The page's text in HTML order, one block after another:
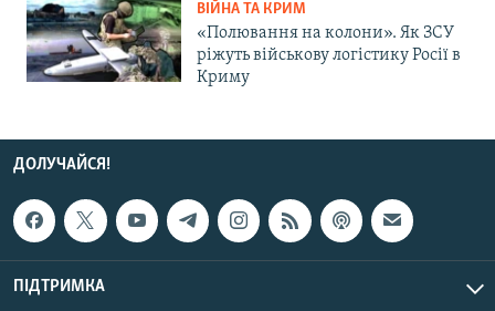
ВІЙНА ТА КРИМ
«Полювання на колони». Як ЗСУ
ріжуть військову логістику Росії в
Криму
ДОЛУЧАЙСЯ!
ПІДТРИМКА